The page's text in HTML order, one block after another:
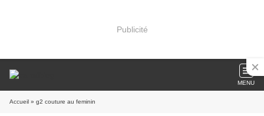
Publicité
MENU
Accueil » g2 couture au feminin